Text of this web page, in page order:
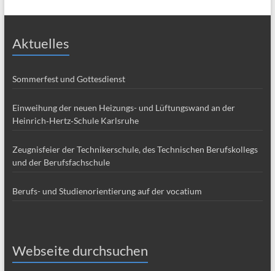
Aktuelles
Sommerfest und Gottesdienst
Einweihung der neuen Heizungs- und Lüftungswand an der
Heinrich‑Hertz‑Schule Karlsruhe
Zeugnisfeier der Technikerschule, des Technischen Berufskollegs
und der Berufsfachschule
Berufs- und Studienorientierung auf der vocatium
Webseite durchsuchen